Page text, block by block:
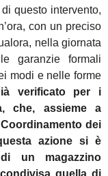
questo intervento,
con un preciso
nella giornata
garanzie formali
modi e nelle forme
verificato per i
che, assieme a
dei
azione si è
un magazzino
quella di